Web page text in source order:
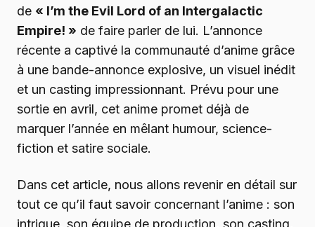
de « I’m the Evil Lord of an Intergalactic
Empire! » de faire parler de lui. L’annonce
récente a captivé la communauté d’anime grâce
à une bande-annonce explosive, un visuel inédit
et un casting impressionnant. Prévu pour une
sortie en avril, cet anime promet déjà de
marquer l’année en mêlant humour, science-
fiction et satire sociale.
Dans cet article, nous allons revenir en détail sur
tout ce qu’il faut savoir concernant l’anime : son